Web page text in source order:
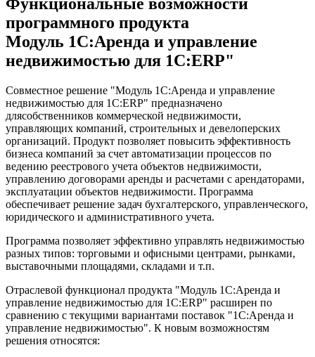
программного продукта
Модуль 1С:Аренда и управление
недвижимостью для 1С:ERP"
Совместное решение "Модуль 1С:Аренда и управление
недвижимостью для 1С:ERP" предназначено
длясобственников коммерческой недвижимости,
управляющих компаний, строительных и девелоперских
организаций. Продукт позволяет повысить эффективность
бизнеса компаний за счет автоматизации процессов по
ведению реестрового учета объектов недвижимости,
управлению договорами аренды и расчетами с арендаторами,
эксплуатации объектов недвижимости. Программа
обеспечивает решение задач бухгалтерского, управленческого,
юридического и административного учета.
Программа позволяет эффективно управлять недвижимостью
разных типов: торговыми и офисными центрами, рынками,
выставочными площадями, складами и т.п.
Отраслевой функционал продукта "Модуль 1С:Аренда и
управление недвижимостью для 1С:ERP" расширен по
сравнению с текущими вариантами поставок "1С:Аренда и
управление недвижимостью". К новым возможностям
решения относятся: